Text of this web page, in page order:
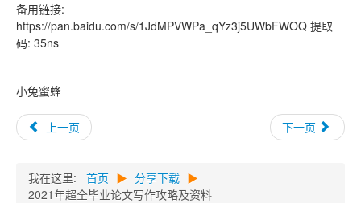
备用链接:
https://pan.baidu.com/s/1JdMPVWPa_qYz3j5UWbFWOQ 提取
码: 35ns
小兔蜜蜂
上一页 下一页
我在这里: 首页 ▶ 分享下载 ▶
2021年超全毕业论文写作攻略及资料